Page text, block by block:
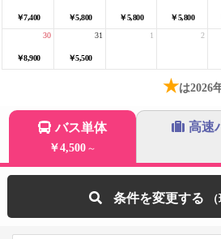
￥7,400 ￥5,800 ￥5,800 ￥5,800
￥8,900
30
￥5,500
31 1 2
★は2026
バス単体
￥4,500 ～
高速
条件を変更する